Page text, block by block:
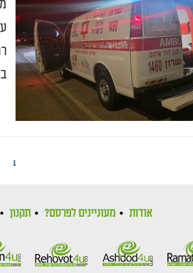
1
אודות מעוניינים לפרסם? תקנון